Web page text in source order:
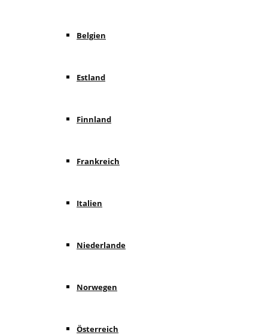
Belgien
Estland
Finnland
Frankreich
Italien
Niederlande
Norwegen
Österreich